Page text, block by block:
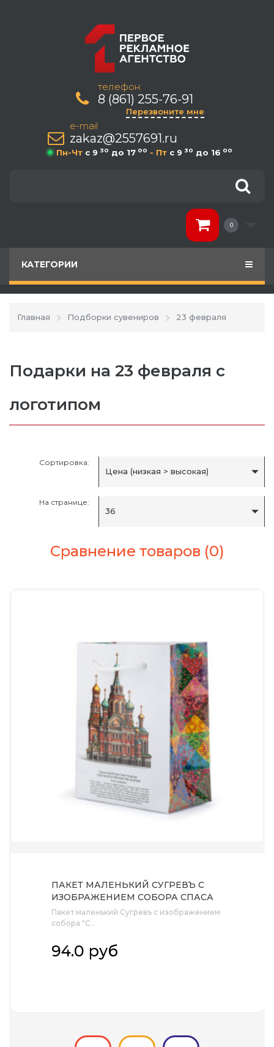
телефон:
8 (861) 255-76-91
Перезвоните мне
e-mail
zakaz@2557691.ru
Пн-Чт c 9 30 до 17 00 - Пт c 9 30 до 16 00
0
КАТЕГОРИИ
Главная Подборки сувениров 23 февраля
Подарки на 23 февраля с
логотипом
Сортировка:
Цена (низкая > высокая)
На странице:
36
Сравнение товаров (0)
ПАКЕТ МАЛЕНЬКИЙ СУГРЕВЪ С
ИЗОБРАЖЕНИЕМ СОБОРА СПАСА
НА КРОВИ
Пакет маленький Сугревъ с изображением
собора "С..
94.0 руб